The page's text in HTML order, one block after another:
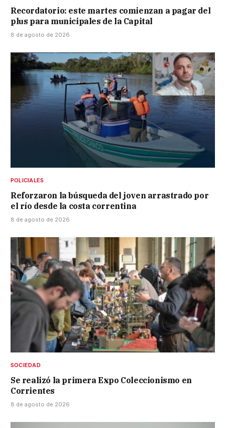
Recordatorio: este martes comienzan a pagar del
plus para municipales de la Capital
8 de agosto de 2026
POLICIALES
Reforzaron la búsqueda del joven arrastrado por
el río desde la costa correntina
8 de agosto de 2026
SOCIEDAD
Se realizó la primera Expo Coleccionismo en
Corrientes
8 de agosto de 2026